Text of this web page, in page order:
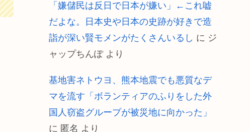
「嫌儲民は反日で日本が嫌い」←これ嘘
だよな。日本史や日本の史跡が好きで造
詣が深い賢モメンがたくさんいるし に ジ
ャップちんぽより
基地害ネトウヨ、熊本地震でも悪質なデ
マを流す「ボランティアのふりをした外
国人窃盗グループが被災地に向かった」
に 匿名 より